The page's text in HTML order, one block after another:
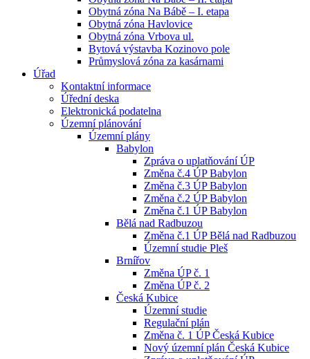
Obytná zóna Na Bábě – I. etapa
Obytná zóna Havlovice
Obytná zóna Vrbova ul.
Bytová výstavba Kozinovo pole
Průmyslová zóna za kasárnami
Úřad
Kontaktní informace
Úřední deska
Elektronická podatelna
Územní plánování
Územní plány
Babylon
Zpráva o uplatňování ÚP
Změna č.4 ÚP Babylon
Změna č.3 ÚP Babylon
Změna č.2 ÚP Babylon
Změna č.1 ÚP Babylon
Bělá nad Radbuzou
Změna č.1 ÚP Bělá nad Radbuzou
Územní studie Pleš
Brnířov
Změna ÚP č. 1
Změna ÚP č. 2
Česká Kubice
Územní studie
Regulační plán
Změna č. 1 ÚP Česká Kubice
Nový územní plán Česká Kubice